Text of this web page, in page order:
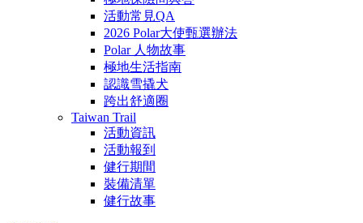
活動常見QA
2026 Polar大使甄選辦法
Polar 人物故事
極地生活指南
認識雪撬犬
跨出舒適圈
Taiwan Trail
活動資訊
活動報到
健行期間
裝備清單
健行故事